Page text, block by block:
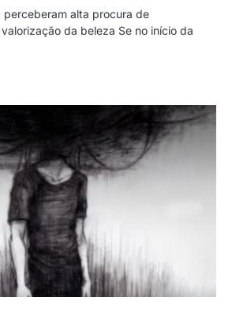
perceberam alta procura de
da beleza Se no início da